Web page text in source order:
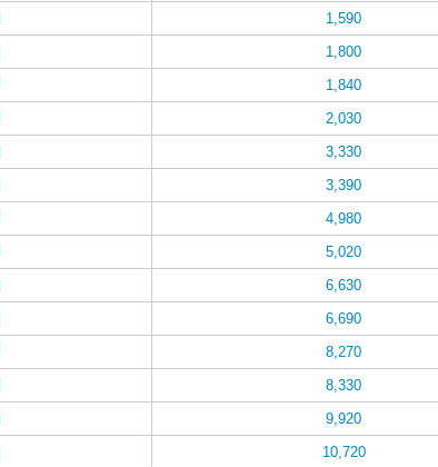
1,590
1,800
1,840
2,030
3,330
3,390
4,980
5,020
6,630
6,690
8,270
8,330
9,920
10,720